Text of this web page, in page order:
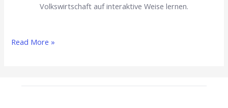
Volkswirtschaft auf interaktive Weise lernen.
Read More »